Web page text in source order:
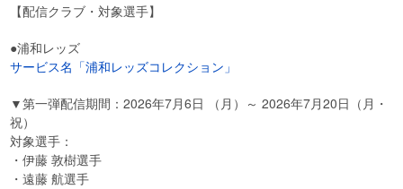
【配信クラブ・対象選手】
●浦和レッズ
サービス名「浦和レッズコレクション」
▼第一弾配信期間：2026年7月6日 （月）～ 2026年7月20日（月・
祝）
対象選手：
・伊藤 敦樹選手
・遠藤 航選手